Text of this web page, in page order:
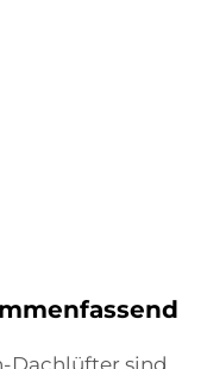
Dachlüfter sind